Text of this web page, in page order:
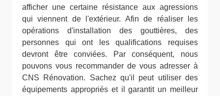
afficher une certaine résistance aux agressions
qui viennent de l'extérieur. Afin de réaliser les
opérations d'installation des gouttières, des
personnes qui ont les qualifications requises
devront être conviées. Par conséquent, nous
pouvons vous recommander de vous adresser à
CNS Rénovation. Sachez qu'il peut utiliser des
équipements appropriés et il garantit un meilleur